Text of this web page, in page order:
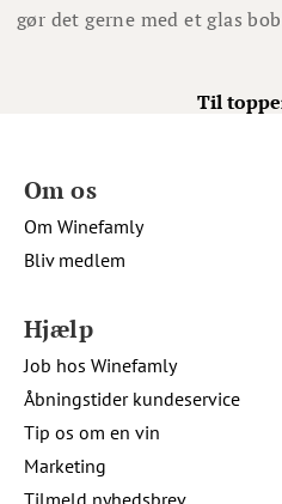
Til
gør det gerne med et glas
Om os
Om Winefamly
Bliv medlem
Hjælp
Job hos Winefamly
Åbningstider kundeservice
Tip os om en vin
Marketing
Tilmeld nyhedsbrev